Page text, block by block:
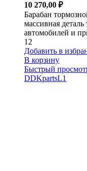
10 270,00 ₽
Барабан
массивная
автомобилей и
12
Добавить в
В корзину
Быстрый
DDKpartsL1